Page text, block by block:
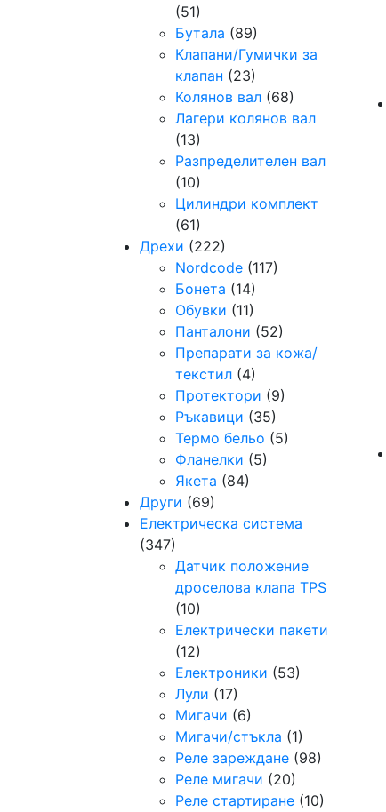
(51)
Бутала (89)
Клапани/Гумички за
клапан (23)
Колянов вал (68)
Лагери колянов вал
(13)
Разпределителен вал
(10)
Цилиндри комплект
(61)
Дрехи (222)
Nordcode (117)
Бонета (14)
Обувки (11)
Панталони (52)
Препарати за кожа/
текстил (4)
Протектори (9)
Ръкавици (35)
Термо бельо (5)
Фланелки (5)
Якета (84)
Други (69)
Електрическа система
(347)
Датчик положение
дроселова клапа TPS
(10)
Електрически пакети
(12)
Електроники (53)
Лули (17)
Мигачи (6)
Мигачи/стъкла (1)
Реле зареждане (98)
Реле мигачи (20)
Реле стартиране (10)